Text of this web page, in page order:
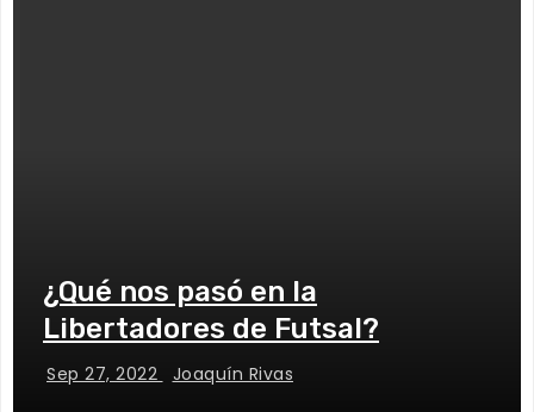
¿Qué nos pasó en la
Libertadores de Futsal?
Sep 27, 2022 Joaquín Rivas